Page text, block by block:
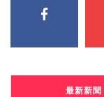
最新新聞